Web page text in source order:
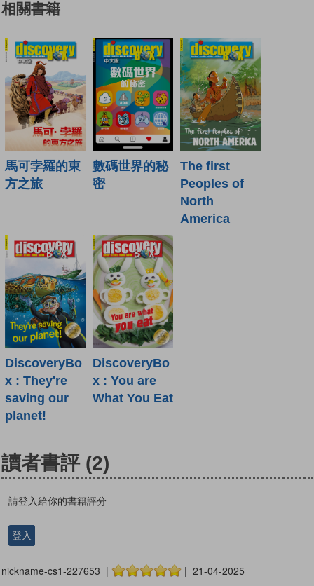
相關書籍
馬可孛羅的東
方之旅
數碼世界的秘
密
The first
Peoples of
North
America
DiscoveryBo
x : They're
saving our
planet!
DiscoveryBo
x : You are
What You Eat
讀者書評 (2)
請登入給你的書籍評分
登入
nickname-cs1-227653 | | 21-04-2025